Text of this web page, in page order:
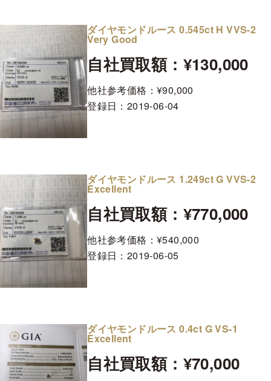
ダイヤモンドルース 0.545ct H VVS-2
Very Good
自社買取額：¥130,000
他社参考価格：¥90,000
登録日： 2019-06-04
ダイヤモンドルース 1.249ct G VVS-2
Excellent
自社買取額：¥770,000
他社参考価格：¥540,000
登録日： 2019-06-05
ダイヤモンドルース 0.4ct G VS-1
Excellent
自社買取額：¥70,000